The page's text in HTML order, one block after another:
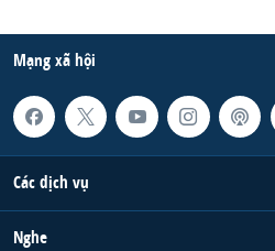
Mạng xã hội
Các dịch vụ
Nghe